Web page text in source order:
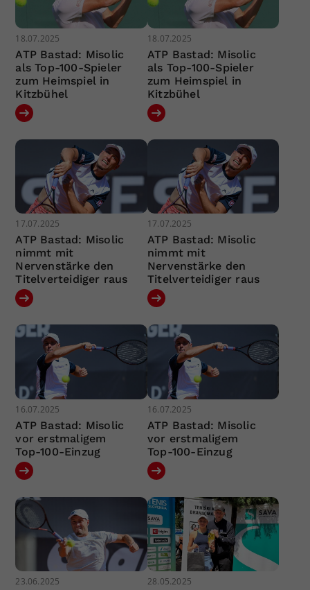
18.07.2025
ATP Bastad: Misolic
als Top-100-Spieler
zum Heimspiel in
Kitzbühel
18.07.2025
ATP Bastad: Misolic
als Top-100-Spieler
zum Heimspiel in
Kitzbühel
17.07.2025
ATP Bastad: Misolic
nimmt mit
Nervenstärke den
Titelverteidiger raus
17.07.2025
ATP Bastad: Misolic
nimmt mit
Nervenstärke den
Titelverteidiger raus
16.07.2025
ATP Bastad: Misolic
vor erstmaligem
Top-100-Einzug
16.07.2025
ATP Bastad: Misolic
vor erstmaligem
Top-100-Einzug
23.06.2025 28.05.2025